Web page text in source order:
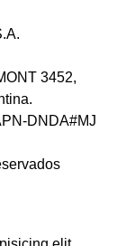
3452,
DNDA#MJ